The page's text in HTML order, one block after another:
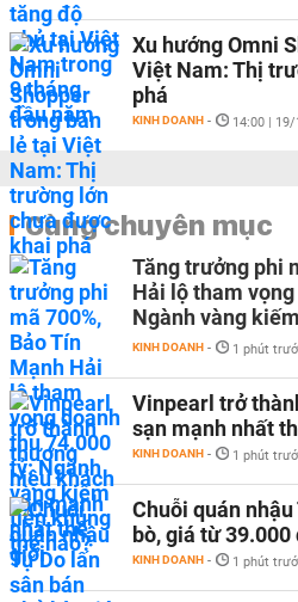
Xu hướng Omni
Việt Nam: Thị
phá
KINH DOANH - 14:00 |
Cùng chuyên mục
Tăng trưởng phi
Hải lộ tham
Ngành vàng
KINH DOANH - 1 phút
Vinpearl trở
sạn mạnh nhất
KINH DOANH - 1 phút
Chuỗi quán
bò, giá từ
KINH DOANH - 1 phút